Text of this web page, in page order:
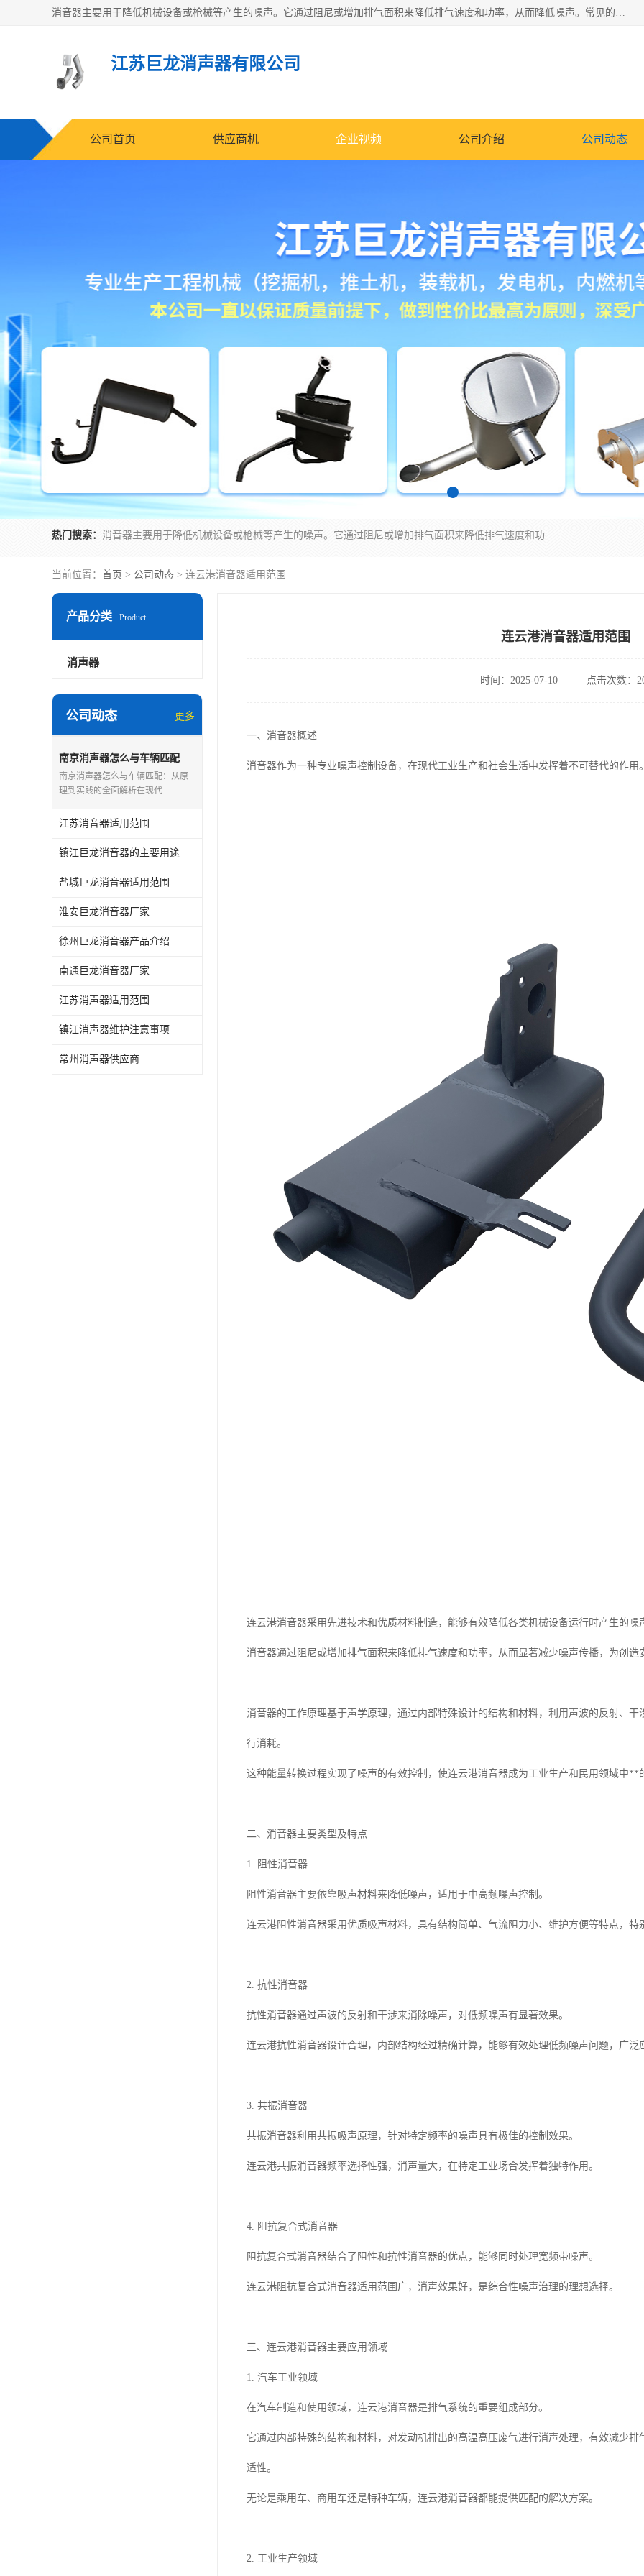
消音器主要用于降低机械设备或枪械等产生的噪声。它通过阻尼或增加排气面积来降低排气速度和功率，从而降低噪声。常见的消音器类型包括阻性消声器、抗性消声器、共振消声器以及阻抗复合式消声器等。这些消音器各有特点，适用于不同频率的噪声消除。
江苏巨龙消声器有限公司
公司首页 供应商机 企业视频 公司介绍 公司动态
热门搜索： 消音器主要用于降低机械设备或枪械等产生的噪声。它通过阻尼或增加排气面积来降低排气速度和功率，从而降低噪声。常见的消音器类型包括阻性消声器、抗性消声器、共振消声器以及阻抗复合式消声器等。这些消音器各有特点，适用于不同频率的噪声消除。
当前位置： 首页 > 公司动态 > 连云港消音器适用范围
产品分类 Product
消声器
公司动态 更多
南京消声器怎么与车辆匹配
南京消声器怎么与车辆匹配：从原
理到实践的全面解析在现代..
江苏消音器适用范围
镇江巨龙消音器的主要用途
盐城巨龙消音器适用范围
淮安巨龙消音器厂家
徐州巨龙消音器产品介绍
南通巨龙消音器厂家
江苏消声器适用范围
镇江消声器维护注意事项
常州消声器供应商
连云港消音器适用范围
时间：2025-07-10 点击次数：
一、消音器概述
消音器作为一种专业噪声控制设备，在现代工业生产和社会生活中发挥着不可替代的作用
连云港消音器采用先进技术和优质材料制造，能够有效降低各类机械设备运行时产生的噪
消音器通过阻尼或增加排气面积来降低排气速度和功率，从而显著减少噪声传播，为创造
消音器的工作原理基于声学原理，通过内部特殊设计的结构和材料，利用声波的反射、
行消耗。
这种能量转换过程实现了噪声的有效控制，使连云港消音器成为工业生产和民用领域中**
二、消音器主要类型及特点
1. 阻性消音器
阻性消音器主要依靠吸声材料来降低噪声，适用于中高频噪声控制。
连云港阻性消音器采用优质吸声材料，具有结构简单、气流阻力小、维护方便等特点，
2. 抗性消音器
抗性消音器通过声波的反射和干涉来消除噪声，对低频噪声有显著效果。
连云港抗性消音器设计合理，内部结构经过精确计算，能够有效处理低频噪声问题，广
3. 共振消音器
共振消音器利用共振吸声原理，针对特定频率的噪声具有极佳的控制效果。
连云港共振消音器频率选择性强，消声量大，在特定工业场合发挥着独特作用。
4. 阻抗复合式消音器
阻抗复合式消音器结合了阻性和抗性消音器的优点，能够同时处理宽频带噪声。
连云港阻抗复合式消音器适用范围广，消声效果好，是综合性噪声治理的理想选择。
三、连云港消音器主要应用领域
1. 汽车工业领域
在汽车制造和使用领域，连云港消音器是排气系统的重要组成部分。
它通过内部特殊的结构和材料，对发动机排出的高温高压废气进行消声处理，有效减少
适性。
无论是乘用车、商用车还是特种车辆，连云港消音器都能提供匹配的解决方案。
2. 工业生产领域